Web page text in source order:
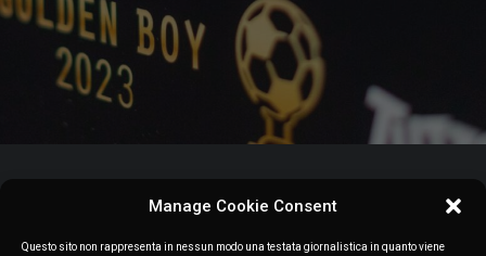
Manage Cookie Consent
Questo sito non rappresenta in nessun modo una testata giornalistica in quanto viene
June 17, 2023